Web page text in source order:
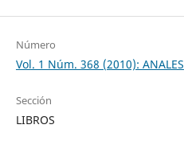
Número
Vol. 1 Núm. 368 (2010): ANALES
Sección
LIBROS